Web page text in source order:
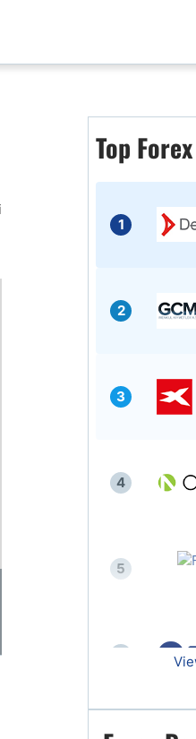
Top
1
2
3
4
5